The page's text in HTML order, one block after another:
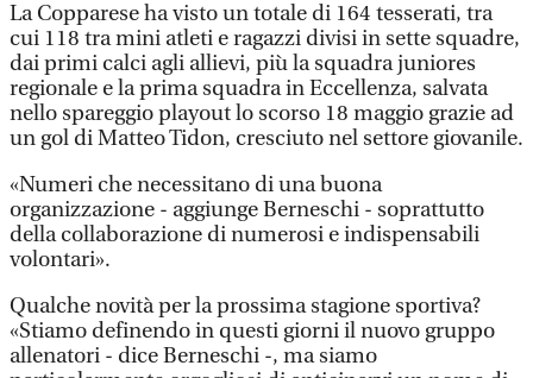
La Copparese ha visto un totale di 164 tesserati, tra
cui 118 tra mini atleti e ragazzi divisi in sette squadre,
dai primi calci agli allievi, più la squadra juniores
regionale e la prima squadra in Eccellenza, salvata
nello spareggio playout lo scorso 18 maggio grazie ad
un gol di Matteo Tidon, cresciuto nel settore giovanile.
«Numeri che necessitano di una buona
organizzazione - aggiunge Berneschi - soprattutto
della collaborazione di numerosi e indispensabili
volontari».
Qualche novità per la prossima stagione sportiva?
«Stiamo definendo in questi giorni il nuovo gruppo
allenatori - dice Berneschi -, ma siamo